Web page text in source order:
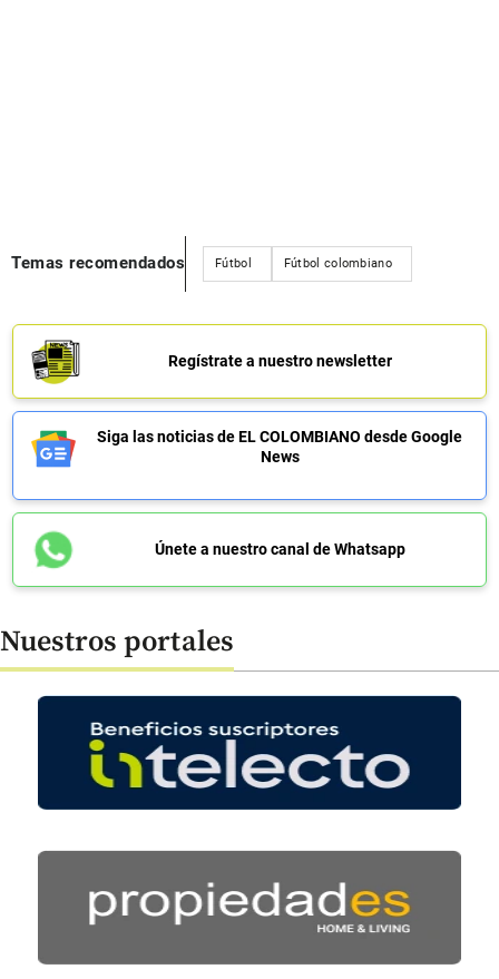
Temas recomendados Fútbol Fútbol colombiano
Regístrate a nuestro newsletter
Siga las noticias de EL COLOMBIANO desde Google
News
Únete a nuestro canal de Whatsapp
Nuestros portales